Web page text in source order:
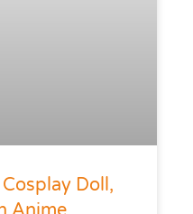
Doll,